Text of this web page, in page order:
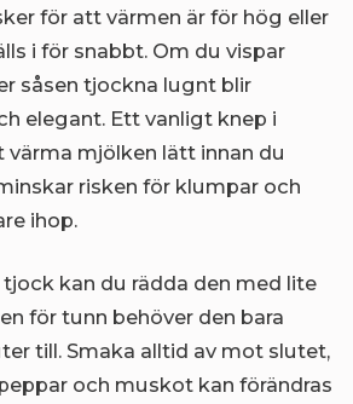
för att värmen är för hög eller
i för snabbt. Om du vispar
såsen tjockna lugnt blir
elegant. Ett vanligt knep i
mjölken lätt innan du
risken för klumpar och
ihop.
kan du rädda den med lite
för tunn behöver den bara
till. Smaka alltid av mot slutet,
och muskot kan förändras